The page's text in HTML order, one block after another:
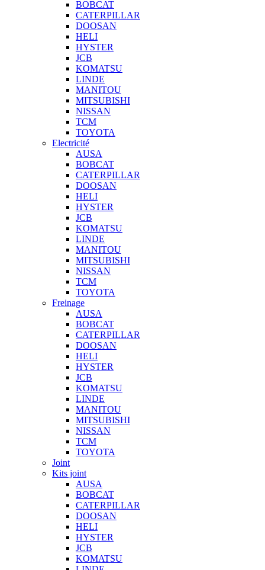
BOBCAT
CATERPILLAR
DOOSAN
HELI
HYSTER
JCB
KOMATSU
LINDE
MANITOU
MITSUBISHI
NISSAN
TCM
TOYOTA
Electricité
AUSA
BOBCAT
CATERPILLAR
DOOSAN
HELI
HYSTER
JCB
KOMATSU
LINDE
MANITOU
MITSUBISHI
NISSAN
TCM
TOYOTA
Freinage
AUSA
BOBCAT
CATERPILLAR
DOOSAN
HELI
HYSTER
JCB
KOMATSU
LINDE
MANITOU
MITSUBISHI
NISSAN
TCM
TOYOTA
Joint
Kits joint
AUSA
BOBCAT
CATERPILLAR
DOOSAN
HELI
HYSTER
JCB
KOMATSU